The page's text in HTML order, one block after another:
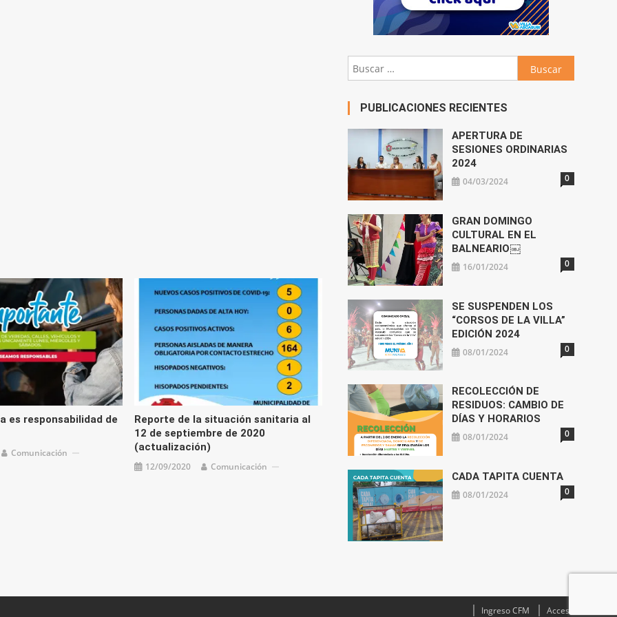
es responsabilidad de
Comunicación
Reporte de la situación sanitaria al
12 de septiembre de 2020
(actualización)
12/09/2020 Comunicación
Buscar:
PUBLICACIONES RECIENTES
APERTURA DE
SESIONES ORDINARIAS
2024
04/03/2024 0
GRAN DOMINGO
CULTURAL EN EL
BALNEARIO￼
16/01/2024 0
SE SUSPENDEN LOS
“CORSOS DE LA VILLA”
EDICIÓN 2024
08/01/2024 0
RECOLECCIÓN DE
RESIDUOS: CAMBIO DE
DÍAS Y HORARIOS
08/01/2024 0
CADA TAPITA CUENTA
08/01/2024 0
Ingreso CFM Acceso